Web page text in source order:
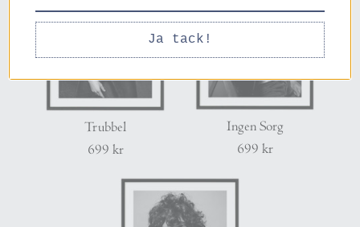
Trubbel
699 kr
Ingen Sorg
699 kr
Ja tack!